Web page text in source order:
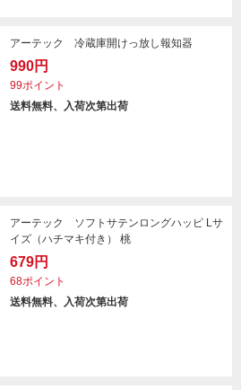
アーテック 冷蔵庫開けっ放し報知器
990円
99ポイント
送料無料、入荷次第出荷
アーテック ソフトサテンロングハッピ Lサ
イズ（ハチマキ付き） 桃
679円
68ポイント
送料無料、入荷次第出荷